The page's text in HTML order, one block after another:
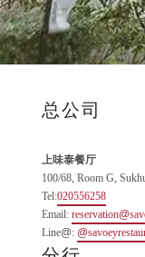
总公司
上味泰餐厅
100/68, Room G,
Tel:020556258
Email: reservation@
Line@: @